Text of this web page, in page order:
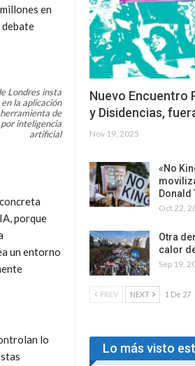
en
Londres insta
la aplicación
de
inteligencia
artificial
porque
un entorno
lo
Nuevo Encuentro
y Disidencias,
Nov 19, 2025
«No
Donald
Oct 22,
Otra
calor
Sep 19,
PREV NEXT 1 De 27
Lo más visto